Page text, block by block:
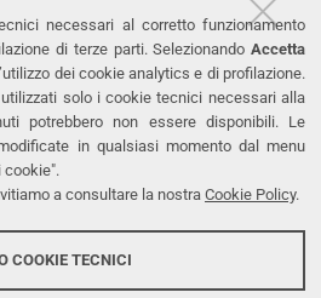
necessari al corretto funzionamento
di terze parti. Selezionando Accetta
dei cookie analytics e di profilazione.
solo i cookie tecnici necessari alla
potrebbero non essere disponibili. Le
in qualsiasi momento dal menu
cookie".
a consultare la nostra Cookie Policy.
COOKIE TECNICI
293031
personali